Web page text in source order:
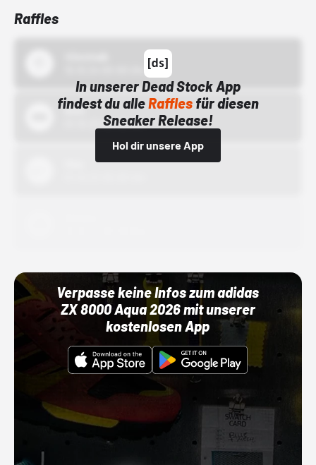
Raffles
In unserer Dead Stock App
findest du alleRafflesfür diesen
Sneaker Release!
Hol dir unsere App
Bstn
01.10.22 00:00 Uhr
Verpasse keine Infos zum adidas
ZX 8000 Aqua 2026 mit unserer
kostenlosen App